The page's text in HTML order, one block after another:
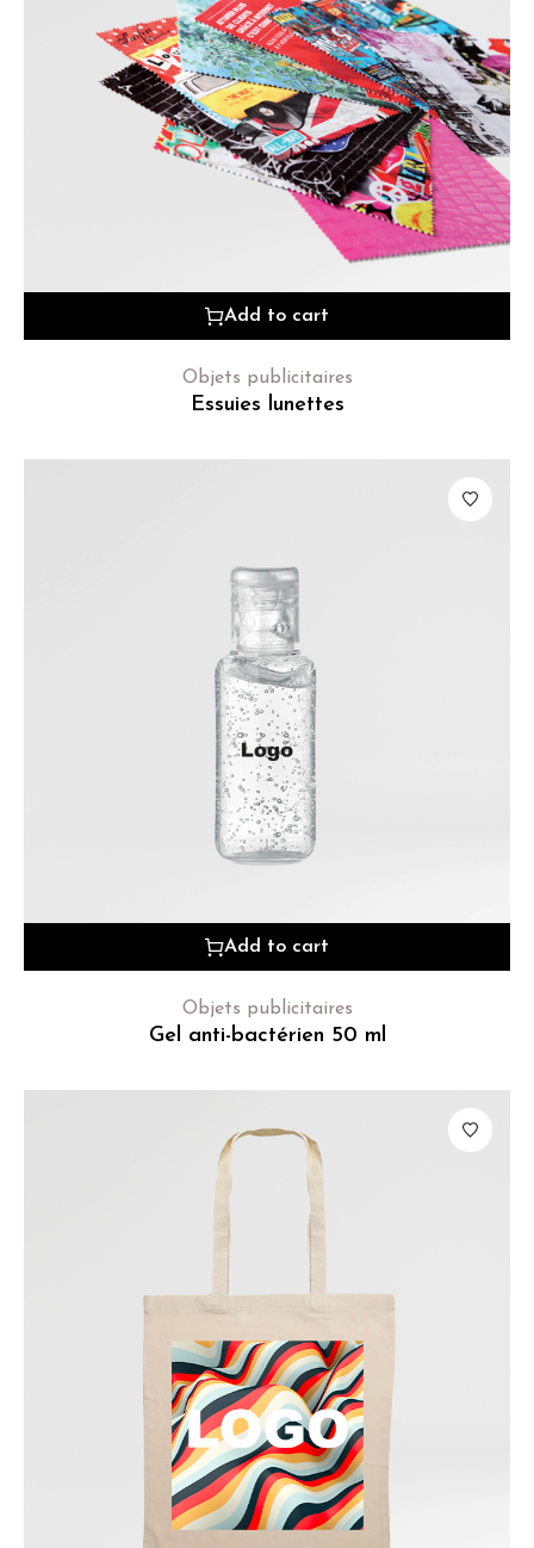
Add to cart
Objets publicitaires
Essuies lunettes
Add to cart
Objets publicitaires
Gel anti-bactérien 50 ml